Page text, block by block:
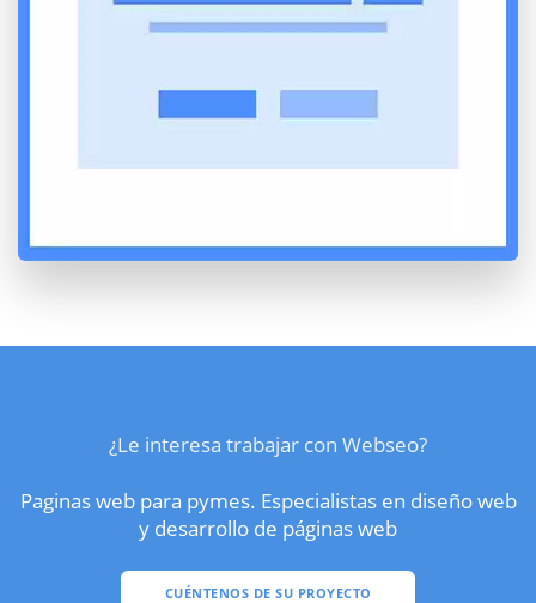
¿Le interesa trabajar con Webseo?
Paginas web para pymes. Especialistas en diseño web
y desarrollo de páginas web
CUÉNTENOS DE SU PROYECTO